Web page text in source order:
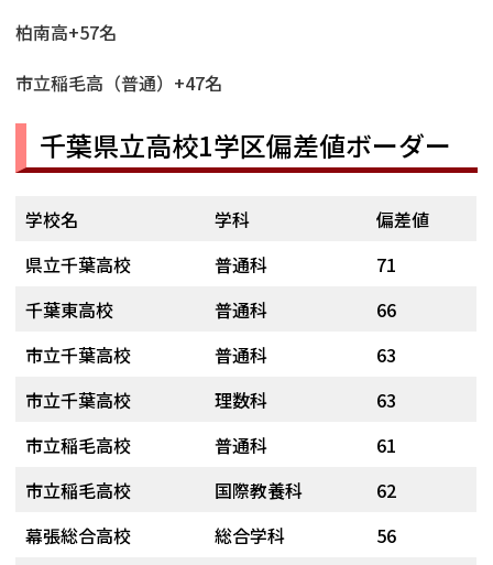
柏南高+57名
市立稲毛高（普通）+47名
千葉県立高校1学区偏差値ボーダー
学校名 学科
偏差値
県立千葉高校
普通科
71
千葉東高校
普通科
66
市立千葉高校
普通科
63
市立千葉高校
理数科
63
市立稲毛高校
普通科
61
市立稲毛高校
国際教養科
62
幕張総合高校
総合学科
56